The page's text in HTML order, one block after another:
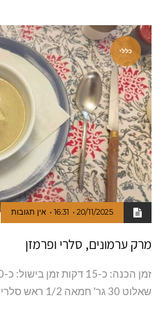
כללי
20/11/2025
16:31 אין תגובות
מרק ערמונים, סלרי ופרמזן
שאלוט 30 גר' חמאה 1/2 ראש סלרי 350